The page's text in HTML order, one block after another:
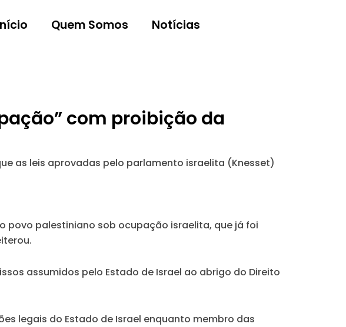
Quem Somos Notícias
com proibição da
as leis aprovadas pelo parlamento israelita (Knesset)
povo palestiniano sob ocupação israelita, que já foi
assumidos pelo Estado de Israel ao abrigo do Direito
legais do Estado de Israel enquanto membro das